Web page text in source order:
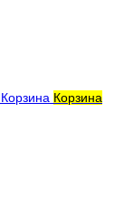
Корзина Корзина